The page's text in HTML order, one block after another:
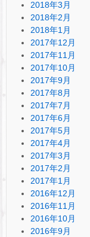
2018年3月
2018年2月
2018年1月
2017年12月
2017年11月
2017年10月
2017年9月
2017年8月
2017年7月
2017年6月
2017年5月
2017年4月
2017年3月
2017年2月
2017年1月
2016年12月
2016年11月
2016年10月
2016年9月